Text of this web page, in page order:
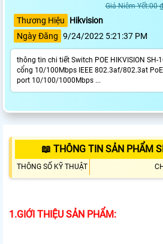
Giá Niêm Yết:00 ₫
Thương Hiệu
Hikvision
Ngày Đăng 9/24/2022 5:21:37 PM
thông tin chi tiết Switch POE HIKVISION SH-
cổng 10/100Mbps IEEE 802.3af/802.3at
port 10/100/1000Mbps ...
📖 THÔNG TIN SẢN PHẨM
THÔNG SỐ KỸ THUẬT
1.GIỚI THIỆU SẢN PHẨM: